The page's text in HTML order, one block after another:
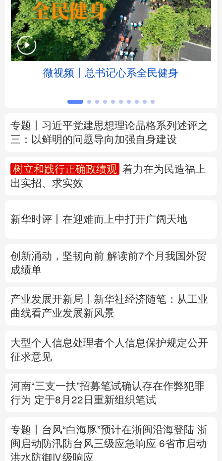
地方频道
北京 天津 河北 山西
辽宁 吉林 上海 江苏
广东 广西 海南
四川 贵州 云南 西藏
陕西 甘肃
新疆 内蒙古 黑龙江
多语种频道
Русский язык
微视频丨总书记心系全民健身
专题丨 习近平党建思想理论品格系列述评之
三：以鲜明的问题导向加强自身建设
树立和践行正确政绩观
着力在为民造福上
出实招、求实效
新华时评丨在迎难而上中打开广阔天地
创新涌动，坚韧向前 解读前7个月我国外贸
成绩单
产业发展开新局丨 新华社经济随笔：从工业
曲线看产业发展新风景
大型个人信息处理者个人信息保护规定公开
征求意见
河南“三支一扶”招募笔试确认存在作弊犯罪
行为 定于8月22日重新组织笔试
专题丨 台风“白海豚”预计在浙闽沿海登陆 浙
闽启动防汛防台风三级应急响应 6省市启动
洪水防御Ⅳ级响应